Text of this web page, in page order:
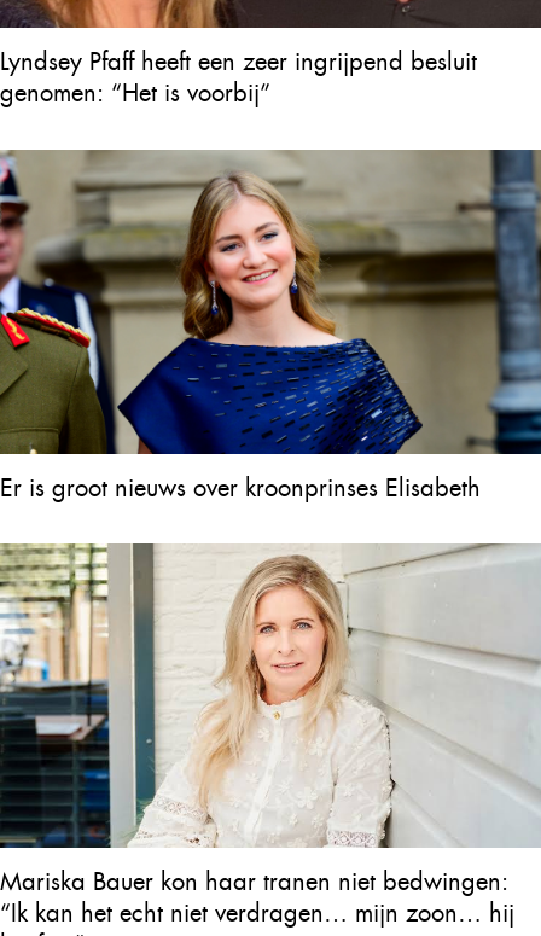
Lyndsey Pfaff heeft een zeer ingrijpend besluit
genomen: “Het is voorbij”
Er is groot nieuws over kroonprinses Elisabeth
Mariska Bauer kon haar tranen niet bedwingen:
“Ik kan het echt niet verdragen… mijn zoon… hij